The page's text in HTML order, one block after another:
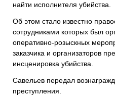
найти исполнителя убийства.
Об этом стало известно
сотрудниками которых был
оперативно-розыскных
заказчика и организаторов
инсценировка убийства.
Савельев передал
преступления.